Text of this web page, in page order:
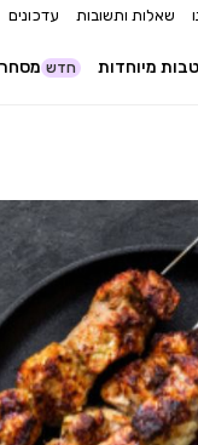
שאלות ותשובות עדכונים
חדש מיוחדות